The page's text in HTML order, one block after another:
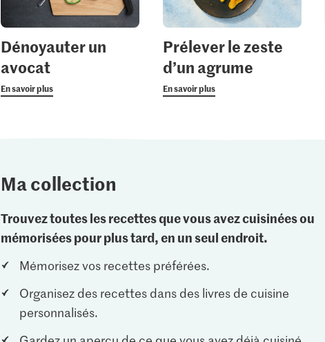
Dénoyauter un
avocat
En savoir plus
Prélever le zeste
d’un agrume
En savoir plus
Ma collection
Trouvez toutes les recettes que vous avez cuisinées ou
mémorisées pour plus tard, en un seul endroit.
Mémorisez vos recettes préférées.
Organisez des recettes dans des livres de cuisine
personnalisés.